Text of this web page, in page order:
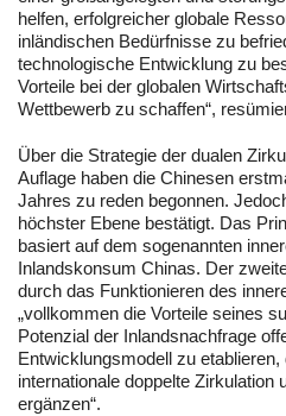
helfen, erfolgreicher globale
inländischen Bedürfnisse zu
technologische Entwicklung zu
Vorteile bei der globalen
Wettbewerb zu schaffen“,
Über die Strategie der dualen
Auflage haben die Chinesen
Jahres zu reden begonnen.
höchster Ebene bestätigt. Das
basiert auf dem sogenannten
Inlandskonsum Chinas. Der
durch das Funktionieren des
„vollkommen die Vorteile seines
Potenzial der Inlandsnachfrage
Entwicklungsmodell zu
internationale doppelte Zirkulation
ergänzen“.